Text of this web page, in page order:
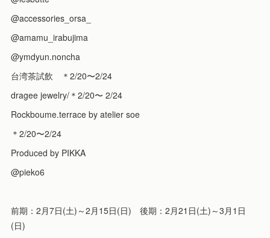
@accessories_orsa_
@amamu_irabujima
@ymdyun.noncha
台湾茶試飲 ＊2/20〜2/24
dragee jewelry/＊2/20〜 2/24
Rockboume.terrace by atelier soe
＊2/20〜2/24
Produced by PIKKA
@pieko6
前期：2月7日(土)～2月15日(日) 後期：2月21日(土)～3月1日
(日)